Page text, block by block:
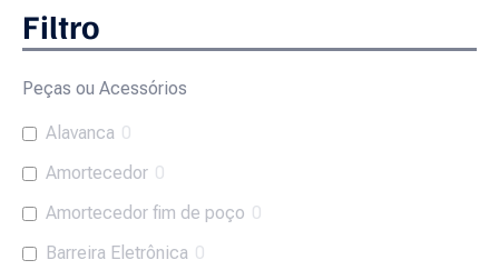
Filtro
Peças ou Acessórios
Alavanca 0
Amortecedor 0
Amortecedor fim de poço 0
Barreira Eletrônica 0